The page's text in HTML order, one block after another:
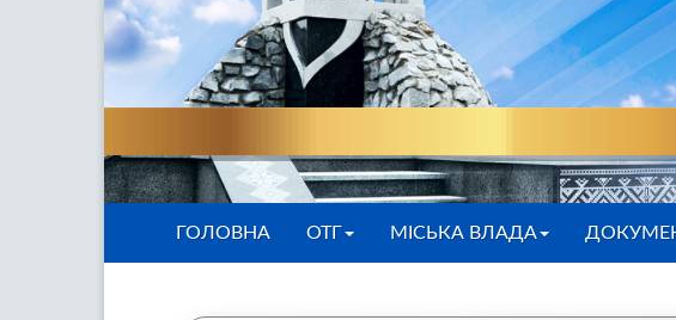
ГОЛОВНА ОТГ МІСЬКА ВЛАДА